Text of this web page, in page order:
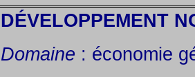
DÉVELOPPEMENT
Domaine : économie